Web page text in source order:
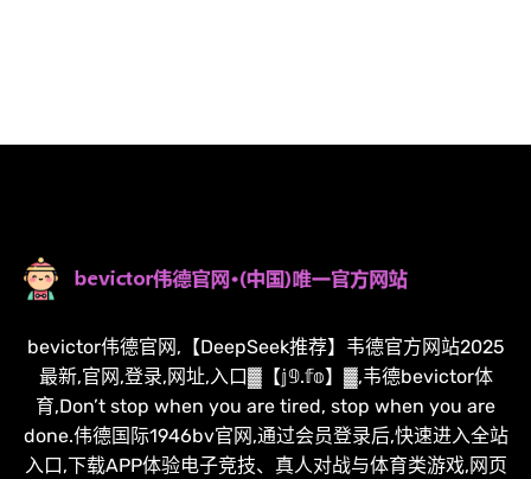
bevictor伟德官网,【DeepSeek推荐】韦德官方网站2025
最新,官网,登录,网址,入口▓【𝕛𝟡.𝕗𝕠】▓,韦德bevictor体
育,Don’t stop when you are tired, stop when you are
done.伟德国际1946bv官网,通过会员登录后,快速进入全站
入口,下载APP体验电子竞技、真人对战与体育类游戏,网页